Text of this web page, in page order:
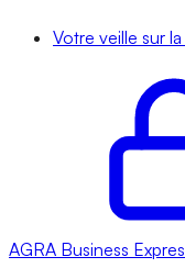
Votre veille sur
AGRA Business